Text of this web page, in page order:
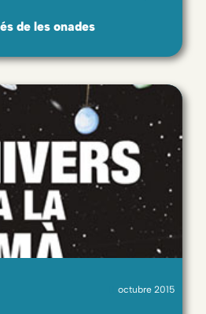
de les onades
octubre 2015